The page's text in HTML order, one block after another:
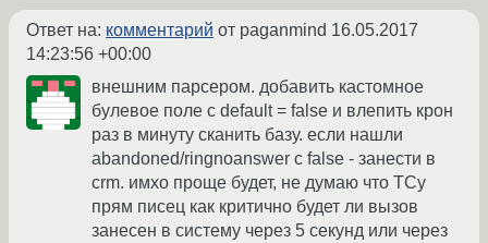
Ответ на: комментарий от paganmind 16.05.2017
14:23:56 +00:00
внешним парсером. добавить кастомное
булевое поле с default = false и влепить крон
раз в минуту сканить базу. если нашли
abandoned/ringnoanswer с false - занести в
crm. имхо проще будет, не думаю что ТСу
прям писец как критично будет ли вызов
занесен в систему через 5 секунд или через